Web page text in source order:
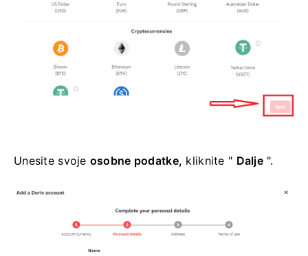
Unesite svoje osobne podatke, kliknite " Dalje".